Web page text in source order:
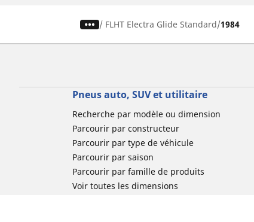
/ FLHT Electra Glide Standard 1984
Pneus auto, SUV et utilitaire
Recherche par modèle ou dimension
Parcourir par constructeur
Parcourir par type de véhicule
Parcourir par saison
Parcourir par famille de produits
Voir toutes les dimensions